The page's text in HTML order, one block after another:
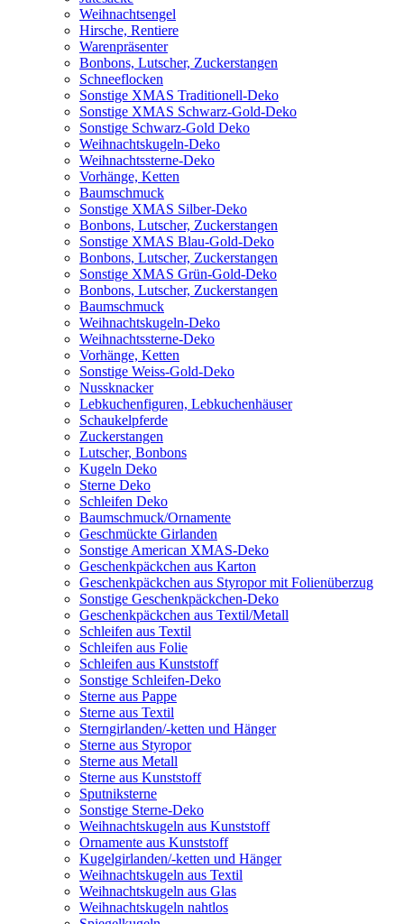
Weihnachtsengel
Hirsche, Rentiere
Warenpräsenter
Bonbons, Lutscher, Zuckerstangen
Schneeflocken
Sonstige XMAS Traditionell-Deko
Sonstige XMAS Schwarz-Gold-Deko
Sonstige Schwarz-Gold Deko
Weihnachtskugeln-Deko
Weihnachtssterne-Deko
Vorhänge, Ketten
Baumschmuck
Sonstige XMAS Silber-Deko
Bonbons, Lutscher, Zuckerstangen
Sonstige XMAS Blau-Gold-Deko
Bonbons, Lutscher, Zuckerstangen
Sonstige XMAS Grün-Gold-Deko
Bonbons, Lutscher, Zuckerstangen
Baumschmuck
Weihnachtskugeln-Deko
Weihnachtssterne-Deko
Vorhänge, Ketten
Sonstige Weiss-Gold-Deko
Nussknacker
Lebkuchenfiguren, Lebkuchenhäuser
Schaukelpferde
Zuckerstangen
Lutscher, Bonbons
Kugeln Deko
Sterne Deko
Schleifen Deko
Baumschmuck/Ornamente
Geschmückte Girlanden
Sonstige American XMAS-Deko
Geschenkpäckchen aus Karton
Geschenkpäckchen aus Styropor mit Folienüberzug
Sonstige Geschenkpäckchen-Deko
Geschenkpäckchen aus Textil/Metall
Schleifen aus Textil
Schleifen aus Folie
Schleifen aus Kunststoff
Sonstige Schleifen-Deko
Sterne aus Pappe
Sterne aus Textil
Sterngirlanden/-ketten und Hänger
Sterne aus Styropor
Sterne aus Metall
Sterne aus Kunststoff
Sputniksterne
Sonstige Sterne-Deko
Weihnachtskugeln aus Kunststoff
Ornamente aus Kunststoff
Kugelgirlanden/-ketten und Hänger
Weihnachtskugeln aus Textil
Weihnachtskugeln aus Glas
Weihnachtskugeln nahtlos